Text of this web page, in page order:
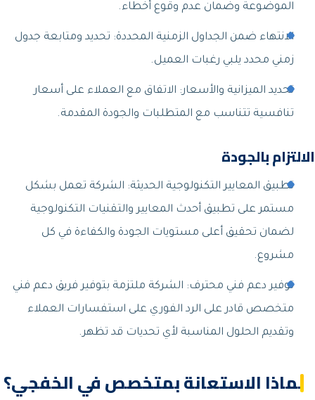
الموضوعة وضمان عدم وقوع أخطاء.
الانتهاء ضمن الجداول الزمنية المحددة: تحديد ومتابعة جدول
زمني محدد يلبي رغبات العميل.
تحديد الميزانية والأسعار: الاتفاق مع العملاء على أسعار
تنافسية تتناسب مع المتطلبات والجودة المقدمة.
الالتزام بالجودة
تطبيق المعايير التكنولوجية الحديثة: الشركة تعمل بشكل
مستمر على تطبيق أحدث المعايير والتقنيات التكنولوجية
لضمان تحقيق أعلى مستويات الجودة والكفاءة في كل
مشروع.
توفير دعم فني محترف: الشركة ملتزمة بتوفير فريق دعم فني
متخصص قادر على الرد الفوري على استفسارات العملاء
وتقديم الحلول المناسبة لأي تحديات قد تظهر.
لماذا الاستعانة بمتخصص في الخفجي؟